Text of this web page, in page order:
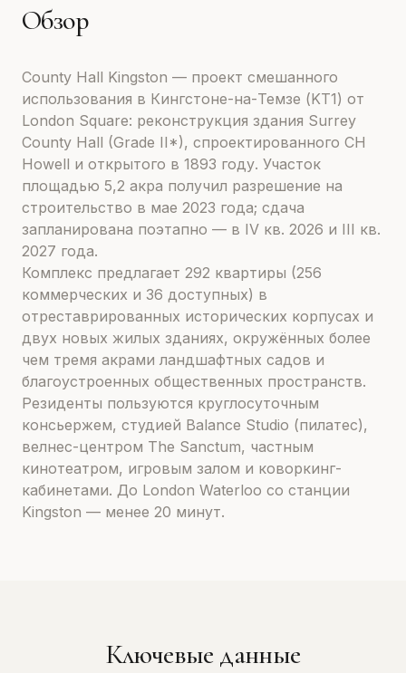
Обзор
County Hall Kingston — проект смешанного
использования в Кингстоне-на-Темзе (KT1) от
London Square: реконструкция здания Surrey
County Hall (Grade II*), спроектированного CH
Howell и открытого в 1893 году. Участок
площадью 5,2 акра получил разрешение на
строительство в мае 2023 года; сдача
запланирована поэтапно — в IV кв. 2026 и III кв.
2027 года.
Комплекс предлагает 292 квартиры (256
коммерческих и 36 доступных) в
отреставрированных исторических корпусах и
двух новых жилых зданиях, окружённых более
чем тремя акрами ландшафтных садов и
благоустроенных общественных пространств.
Резиденты пользуются круглосуточным
консьержем, студией Balance Studio (пилатес),
велнес-центром The Sanctum, частным
кинотеатром, игровым залом и коворкинг-
кабинетами. До London Waterloo со станции
Kingston — менее 20 минут.
Ключевые данные